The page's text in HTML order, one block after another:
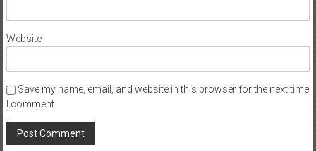
Website
Save my name, email, and website in this browser for the next time
I comment.